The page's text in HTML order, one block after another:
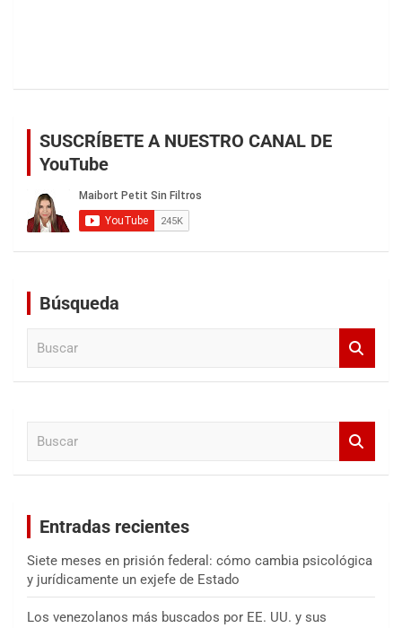
SUSCRÍBETE A NUESTRO CANAL DE
YouTube
Búsqueda
Entradas recientes
Siete meses en prisión federal: cómo cambia psicológica
y jurídicamente un exjefe de Estado
Los venezolanos más buscados por EE. UU. y sus